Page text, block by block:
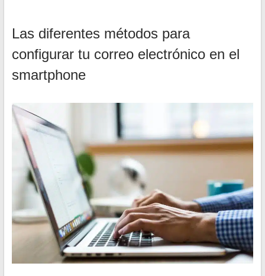
Las diferentes métodos para
configurar tu correo electrónico en el
smartphone